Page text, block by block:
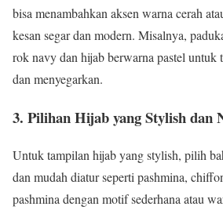
bisa menambahkan aksen warna cerah
kesan segar dan modern. Misalnya,
rok navy dan hijab berwarna pastel untuk
dan menyegarkan.
3. Pilihan Hijab yang Stylish dan
Untuk tampilan hijab yang stylish, pilih
dan mudah diatur seperti pashmina,
pashmina dengan motif sederhana atau